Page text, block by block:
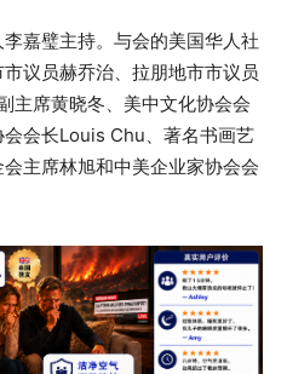
嘉璧主持。与会的美国华人社
议员赫乔治、拉朋地市市议员
主席黄晓冬、美中文化协会会
会长Louis Chu、著名书画艺
主席林旭和中美企业家协会会